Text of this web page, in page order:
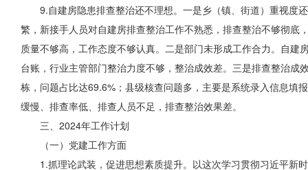
9.自建房隐患排查整治还不理想。一是乡（镇、街道）重视度
繁，新接手人员对自建房排查整治工作不熟悉，排查整治不够彻
质量不够高，工作态度不够认真。二是部门未形成工作合力。自
台账，行业主管部门整治力度不够，整治成效差。三是排查整治
栋，问题占比达69.6%；县级核查问题多，主要是系统录入信息填
缓慢、排查率低、排查人员不足，排查整治效果差。
三、2024年工作计划
（一）党建工作方面
1.抓理论武装，促进思想素质提升。以这次学习贯彻习近平新